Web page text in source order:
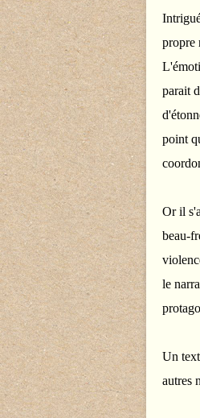
propre
parait
point
Or il
beau-
le
Un
autres